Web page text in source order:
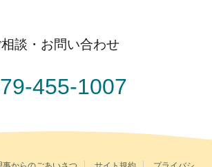
相談・お問い合わせ
455-1007